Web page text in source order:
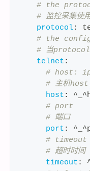
# the
# 监控采集
protocol:
# the
# 当protocol
telnet :
# host:
# 主机
host :
# port
# 端口
port :
# timeout
# 超时时间
timeout :